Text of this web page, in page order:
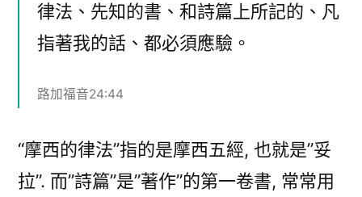
律法、先知的書、和詩篇上所記的、凡
指著我的話、都必須應驗。
路加福音24:44
“摩西的律法”指的是摩西五經, 也就是”妥
拉”. 而”詩篇”是”著作”的第一卷書, 常常用